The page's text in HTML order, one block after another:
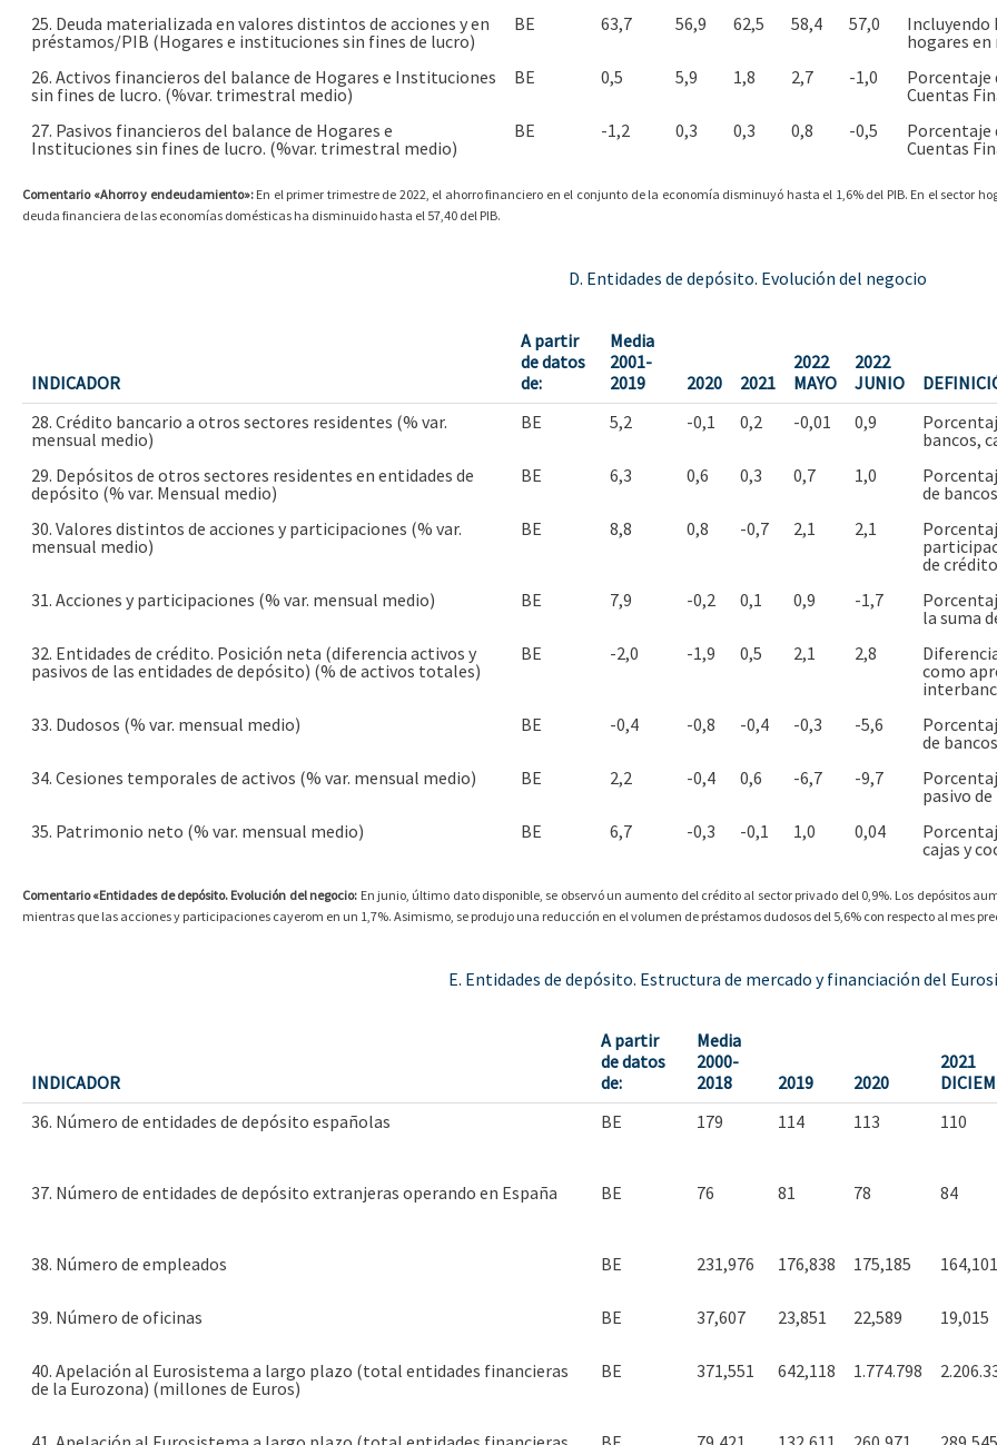
25. Deuda materializada en valores distintos de acciones y en
préstamos/PIB (Hogares e instituciones sin fines de lucro)
BE 63,7 56,9 62,5 58,4 57,0
Incluyendo
hogares
26. Activos financieros del balance de Hogares e Instituciones
sin fines de lucro. (%var. trimestral medio)
BE 0,5 5,9 1,8 2,7 -1,0
Porcentaje
Cuentas
27. Pasivos financieros del balance de Hogares e
Instituciones sin fines de lucro. (%var. trimestral medio)
BE -1,2 0,3 0,3 0,8 -0,5
Porcentaje
Cuentas
Comentario «Ahorro y endeudamiento»: En el primer trimestre de 2022, el ahorro financiero en el conjunto de la economía disminuyó hasta el 1,6% del PIB. En el sector
deuda financiera de las economías domésticas ha disminuido hasta el 57,40 del PIB.
D. Entidades de depósito. Evolución del negocio
INDICADOR
A partir
de datos
de:
Media
2001-
2019
2020 2021
2022
MAYO
2022
JUNIO
28. Crédito bancario a otros sectores residentes (% var.
mensual medio)
BE 5,2 -0,1 0,2 -0,01 0,9
bancos,
29. Depósitos de otros sectores residentes en entidades de
depósito (% var. Mensual medio)
BE 6,3 0,6 0,3 0,7 1,0
de
30. Valores distintos de acciones y participaciones (% var.
mensual medio)
BE 8,8 0,8 -0,7 2,1 2,1
de
31. Acciones y participaciones (% var. mensual medio)
BE 7,9 -0,2 0,1 0,9 -1,7
la suma
32. Entidades de crédito. Posición neta (diferencia activos y
pasivos de las entidades de depósito) (% de activos totales)
BE -2,0 -1,9 0,5 2,1 2,8
como
33. Dudosos (% var. mensual medio)
BE -0,4 -0,8 -0,4 -0,3 -5,6
de
34. Cesiones temporales de activos (% var. mensual medio)
BE 2,2 -0,4 0,6 -6,7 -9,7
pasivo
35. Patrimonio neto (% var. mensual medio)
BE 6,7 -0,3 -0,1 1,0 0,04
cajas y
Comentario «Entidades de depósito. Evolución del negocio: En junio, último dato disponible, se observó un aumento del crédito al sector privado del 0,9%. Los depósitos
mientras que las acciones y participaciones cayerom en un 1,7%. Asimismo, se produjo una reducción en el volumen de préstamos dudosos del 5,6% con respecto al mes
E. Entidades de depósito. Estructura de mercado y financiación del
INDICADOR
A partir
de datos
de:
Media
2000-
2018
2019 2020
2021
36. Número de entidades de depósito españolas
BE 179 114 113 110
37. Número de entidades de depósito extranjeras operando en España
BE 76 81 78 84
38. Número de empleados
BE 231,976 176,838 175,185 164,101
39. Número de oficinas
BE 37,607 23,851 22,589 19,015
40. Apelación al Eurosistema a largo plazo (total entidades financieras
de la Eurozona) (millones de Euros)
BE 371,551 642,118 1.774.798